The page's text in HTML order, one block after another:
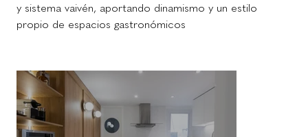
y sistema vaivén, aportando dinamismo y un estilo
propio de espacios gastronómicos